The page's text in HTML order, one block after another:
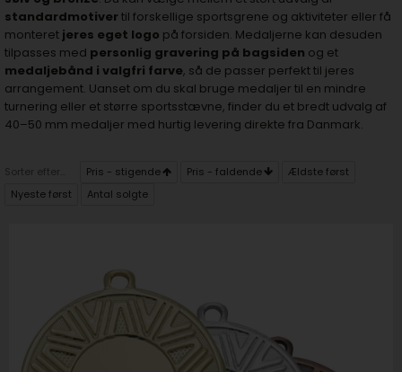
standardmotiver til forskellige sportsgrene og aktiviteter eller få
monteret jeres eget logo på forsiden. Medaljerne kan desuden
tilpasses med personlig gravering på bagsiden og et
medaljebånd i valgfri farve, så de passer perfekt til jeres
arrangement. Uanset om du skal bruge medaljer til en mindre
turnering eller et større sportsstævne, finder du et bredt udvalg af
40–50 mm medaljer med hurtig levering direkte fra Danmark.
Sorter efter... Pris - stigende Pris - faldende
Ældste først
Nyeste først
Antal solgte